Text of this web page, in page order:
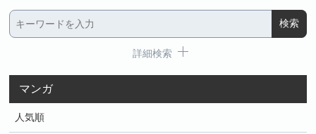
詳細検索
マンガ
人気順